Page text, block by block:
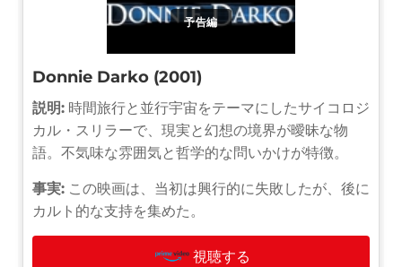
予告編
Donnie Darko (2001)
説明: 時間旅行と並行宇宙をテーマにしたサイコロジ
カル・スリラーで、現実と幻想の境界が曖昧な物
語。不気味な雰囲気と哲学的な問いかけが特徴。
事実: この映画は、当初は興行的に失敗したが、後に
カルト的な支持を集めた。
視聴する